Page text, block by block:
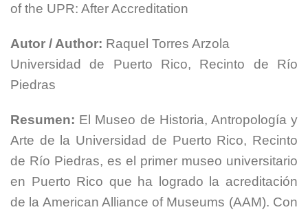
of the UPR: After Accreditation
Autor / Author: Raquel Torres Arzola
Universidad de Puerto Rico, Recinto de Río
Piedras
Resumen: El Museo de Historia, Antropología y
Arte de la Universidad de Puerto Rico, Recinto
de Río Piedras, es el primer museo universitario
en Puerto Rico que ha logrado la acreditación
de la American Alliance of Museums (AAM). Con